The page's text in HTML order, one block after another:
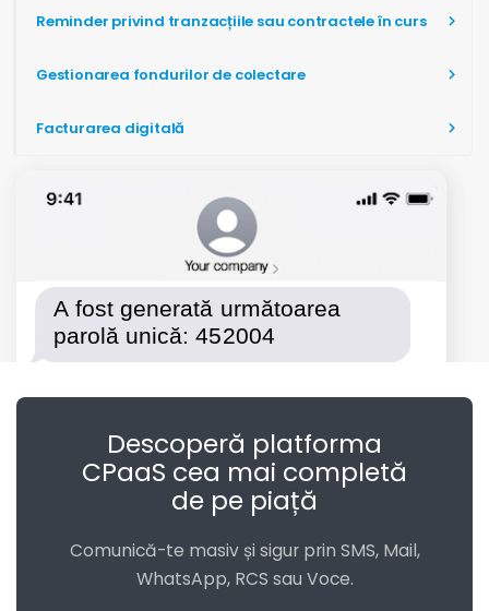
Reminder privind tranzacțiile sau contractele în curs
Gestionarea fondurilor de colectare
Facturarea digitală
Descoperă platforma
CPaaS cea mai completă
de pe piață
Comunică-te masiv și sigur prin SMS, Mail,
WhatsApp, RCS sau Voce.